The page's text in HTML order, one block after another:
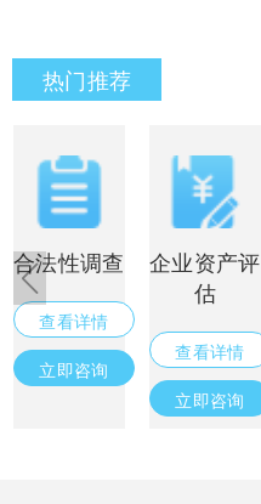
热门推荐
合法性调查
查看详情
立即咨询
企业资产评
估
查看详情
立即咨询